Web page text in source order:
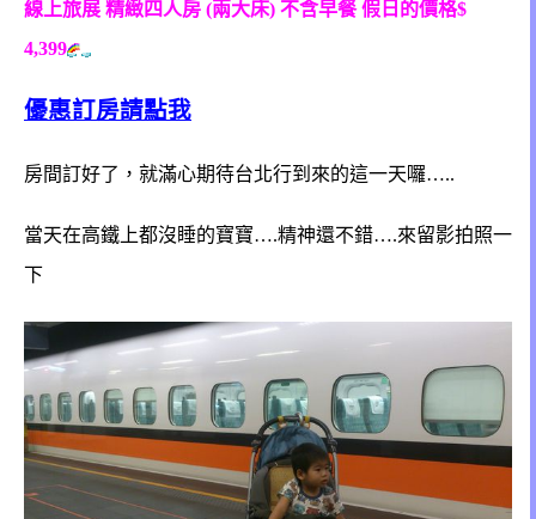
線上旅展 精緻四人房 (兩大床) 不含早餐假日的價格$
4,399
優惠訂房請點我
房間訂好了，就滿心期待台北行到來的這一天囉…..
當天在高鐵上都沒睡的寶寶….精神還不錯….來留影拍照一
下